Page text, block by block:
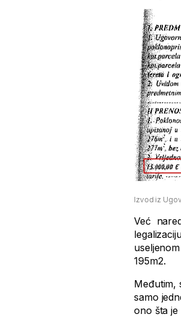
Izvod iz
Već
195m2.
Međutim,
samo
ono šta je